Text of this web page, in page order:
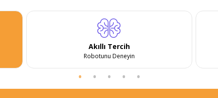
Akıllı Tercih
Robotunu Deneyin